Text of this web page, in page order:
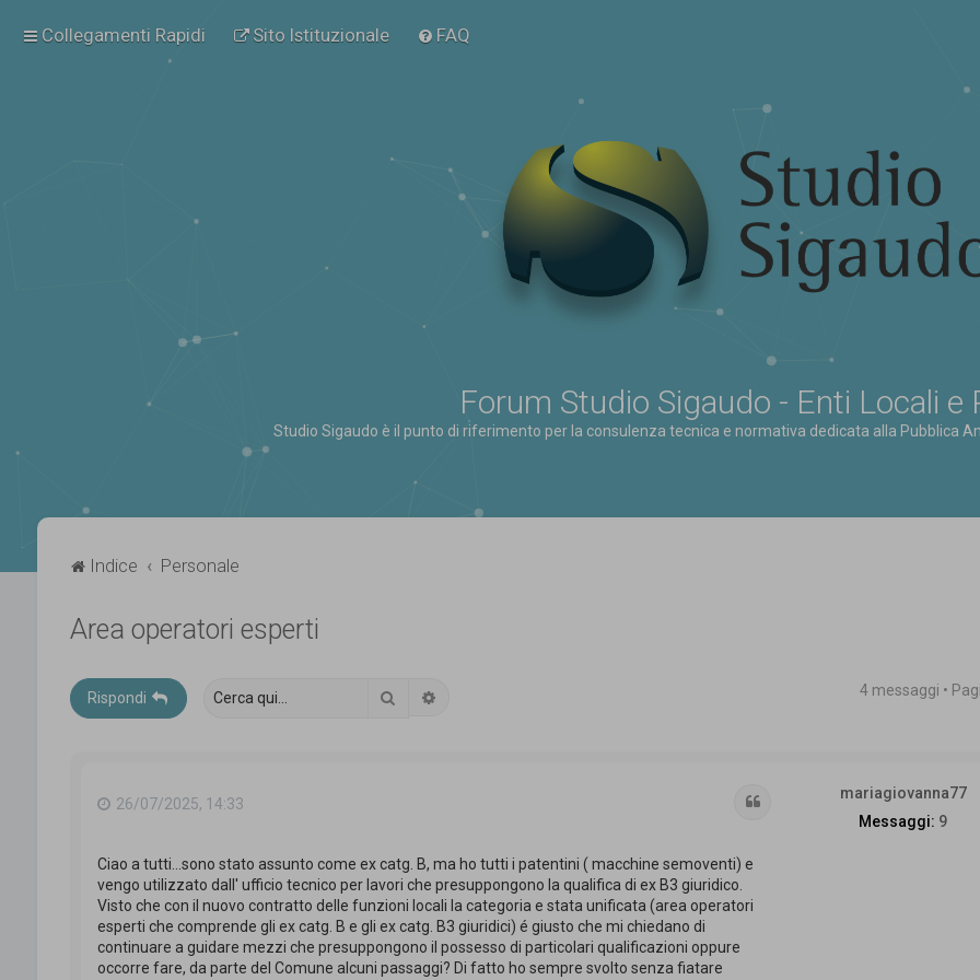
Collegamenti Rapidi Sito Istituzionale FAQ
Forum Studio Sigaudo - Enti Locali e
Studio Sigaudo è il punto di riferimento per la consulenza tecnica e normativa dedicata alla Pubblica
Indice Personale
Area operatori esperti
Rispondi Cerca 4 messaggi •
mariagiovanna77
Messaggi: 9
26/07/2025, 14:33
Ciao a tutti...sono stato assunto come ex catg. B, ma ho tutti i patentini ( macchine semoventi) e
vengo utilizzato dall' ufficio tecnico per lavori che presuppongono la qualifica di ex B3 giuridico.
Visto che con il nuovo contratto delle funzioni locali la categoria e stata unificata (area operatori
esperti che comprende gli ex catg. B e gli ex catg. B3 giuridici) é giusto che mi chiedano di
continuare a guidare mezzi che presuppongono il possesso di particolari qualificazioni oppure
occorre fare, da parte del Comune alcuni passaggi? Di fatto ho sempre svolto senza fiatare